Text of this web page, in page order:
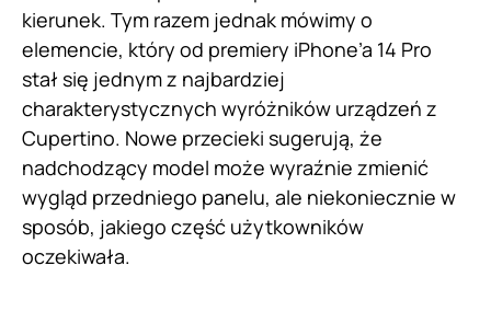
kierunek. Tym razem jednak mówimy o
elemencie, który od premiery iPhone’a 14 Pro
stał się jednym z najbardziej
charakterystycznych wyróżników urządzeń z
Cupertino. Nowe przecieki sugerują, że
nadchodzący model może wyraźnie zmienić
wygląd przedniego panelu, ale niekoniecznie w
sposób, jakiego część użytkowników
oczekiwała.